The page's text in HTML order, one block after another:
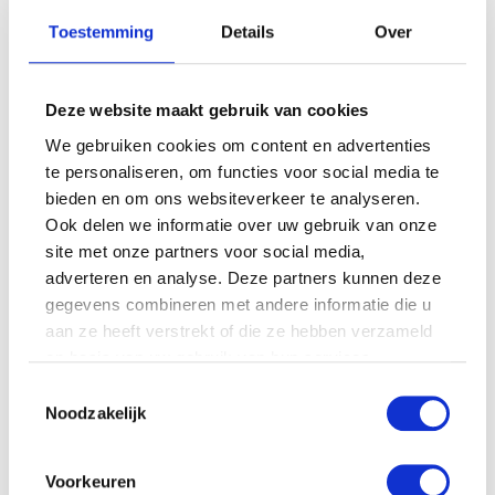
Toestemming Details Over
Deze website maakt gebruik van cookies
We gebruiken cookies om content en advertenties
te personaliseren, om functies voor social media te
bieden en om ons websiteverkeer te analyseren.
Ook delen we informatie over uw gebruik van onze
site met onze partners voor social media,
adverteren en analyse. Deze partners kunnen deze
gegevens combineren met andere informatie die u
aan ze heeft verstrekt of die ze hebben verzameld
Noodzakelijk
Voorkeuren
Pampers New Baby –
Luiers Maat 1 met urine
indicator – Voordeelpak
56st
23.55
Pampers Baby Dry – Maat
5+ Maandbox 132 st.
€ 49.99